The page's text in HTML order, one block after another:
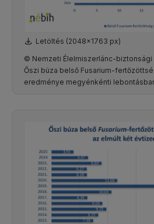
Letöltés (2048x1763 px)
© Nemzeti Élelmiszerlánc-biztonsági
Őszi búza belső Fusarium-
eredménye megyénkénti